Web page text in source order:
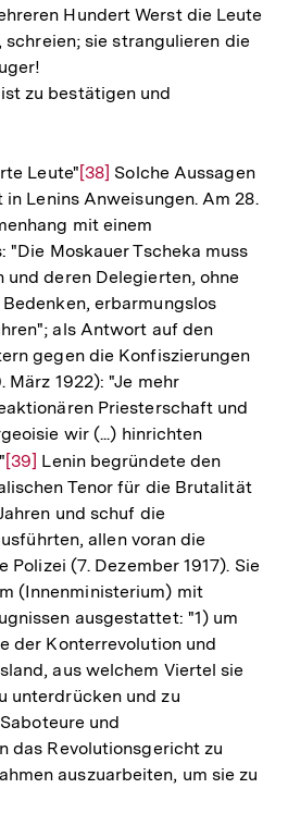
Hundert Werst die Leute
sie strangulieren die
zu bestätigen und
Leute"Zur
Auflösung
der
Fußnote
[38] Solche Aussagen
Lenins Anweisungen. Am 28.
mit einem
"Die Moskauer Tscheka muss
und deren Delegierten, ohne
erbarmungslos
als Antwort auf den
gegen die Konfiszierungen
März 1922): "Je mehr
Priesterschaft und
wir (...) hinrichten
Zur
Auflösung
der
Fußnote
[39] Lenin begründete den
Tenor für die Brutalität
und schuf die
allen voran die
(7. Dezember 1917). Sie
(Innenministerium) mit
ausgestattet: "1) um
der Konterrevolution und
aus welchem Viertel sie
unterdrücken und zu
und
das Revolutionsgericht zu
auszuarbeiten, um sie zu